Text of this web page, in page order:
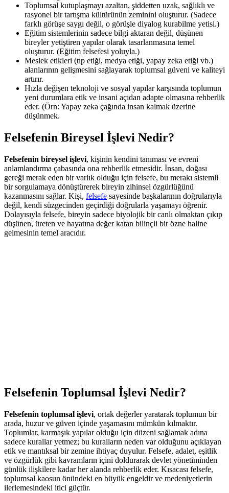
Toplumsal kutuplaşmayı azaltan, şiddetten uzak, sağlıklı ve
rasyonel bir tartışma kültürünün zeminini oluşturur. (Sadece
farklı görüşe saygı değil, o görüşle diyalog kurabilme yetisi.)
Eğitim sistemlerinin sadece bilgi aktaran değil, düşünen
bireyler yetiştiren yapılar olarak tasarlanmasına temel
oluşturur. (Eğitim felsefesi yoluyla.)
Meslek etikleri (tıp etiği, medya etiği, yapay zeka etiği vb.)
alanlarının gelişmesini sağlayarak toplumsal güveni ve kaliteyi
artırır.
Hızla değişen teknoloji ve sosyal yapılar karşısında toplumun
yeni durumlara etik ve insani açıdan adapte olmasına rehberlik
eder. (Örn: Yapay zeka çağında insan kalmak üzerine
düşünmek.
Felsefenin Bireysel İşlevi Nedir?
Felsefenin bireysel işlevi, kişinin kendini tanıması ve evreni
anlamlandırma çabasında ona rehberlik etmesidir. İnsan, doğası
gereği merak eden bir varlık olduğu için felsefe, bu merakı sistemli
bir sorgulamaya dönüştürerek bireyin zihinsel özgürlüğünü
kazanmasını sağlar. Kişi, felsefe sayesinde başkalarının doğrularıyla
değil, kendi süzgecinden geçirdiği doğrularla yaşamayı öğrenir.
Dolayısıyla felsefe, bireyin sadece biyolojik bir canlı olmaktan çıkıp
düşünen, üreten ve hayatına değer katan bilinçli bir özne haline
gelmesinin temel aracıdır.
Felsefenin Toplumsal İşlevi Nedir?
Felsefenin toplumsal işlevi, ortak değerler yaratarak toplumun bir
arada, huzur ve güven içinde yaşamasını mümkün kılmaktır.
Toplumlar, karmaşık yapılar olduğu için düzeni sağlamak adına
sadece kurallar yetmez; bu kuralların neden var olduğunu açıklayan
etik ve mantıksal bir zemine ihtiyaç duyulur. Felsefe, adalet, eşitlik
ve özgürlük gibi kavramların içini doldurarak devlet yönetiminden
günlük ilişkilere kadar her alanda rehberlik eder. Kısacası felsefe,
toplumsal kaosun önündeki en büyük engeldir ve medeniyetlerin
ilerlemesindeki itici güçtür.